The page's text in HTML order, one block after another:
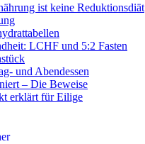
ist keine Reduktionsdiät
LCHF und 5:2 Fasten
und Abendessen
– Die Beweise
erklärt für Eilige